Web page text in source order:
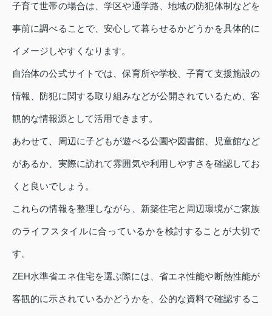
子育て世帯の場合は、学区や通学路、地域の防犯体制などを
事前に調べることで、安心して暮らせるかどうかを具体的に
イメージしやすくなります。
自治体の公式サイトでは、保育所や学校、子育て支援施設の
情報、防犯に関する取り組みなどが公開されているため、客
観的な情報源として活用できます。
あわせて、周辺に子どもが遊べる公園や図書館、児童館など
があるか、実際に訪れて雰囲気や利用しやすさを確認してお
くと良いでしょう。
これらの情報を整理しながら、新築住宅と周辺環境がご家族
のライフスタイルに合っているかを検討することが大切で
す。
ZEH水準省エネ住宅を選ぶ際には、省エネ性能や断熱性能が
客観的に示されているかどうかを、公的な資料で確認するこ